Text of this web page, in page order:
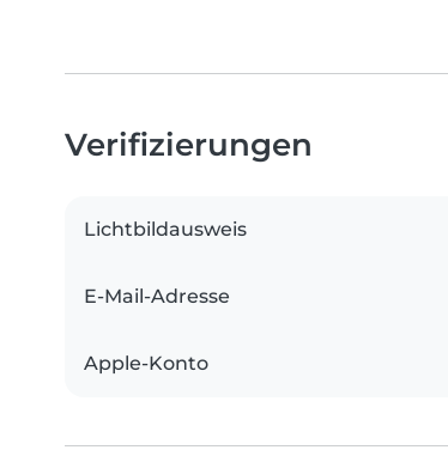
Verifizierungen
Lichtbildausweis
E-Mail-Adresse
Apple-Konto